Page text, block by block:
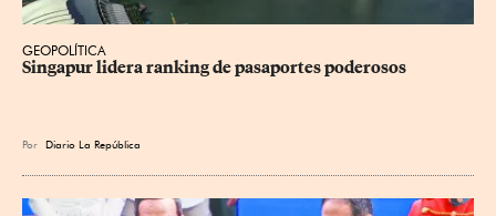
GEOPOLÍTICA
Singapur lidera ranking de pasaportes poderosos
Por Diario La República